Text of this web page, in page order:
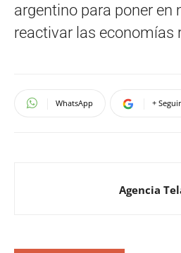
argentino para poner en
reactivar las economías
WhatsApp +
Agencia